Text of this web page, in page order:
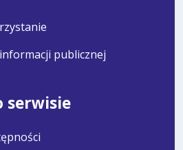
publicznej
serwisie